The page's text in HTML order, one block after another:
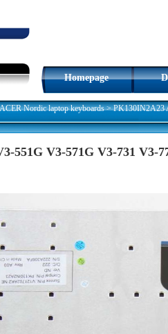
Homepage
ACER Nordic laptop keyboards>PK130IN2A23
551G V3-571G V3-731